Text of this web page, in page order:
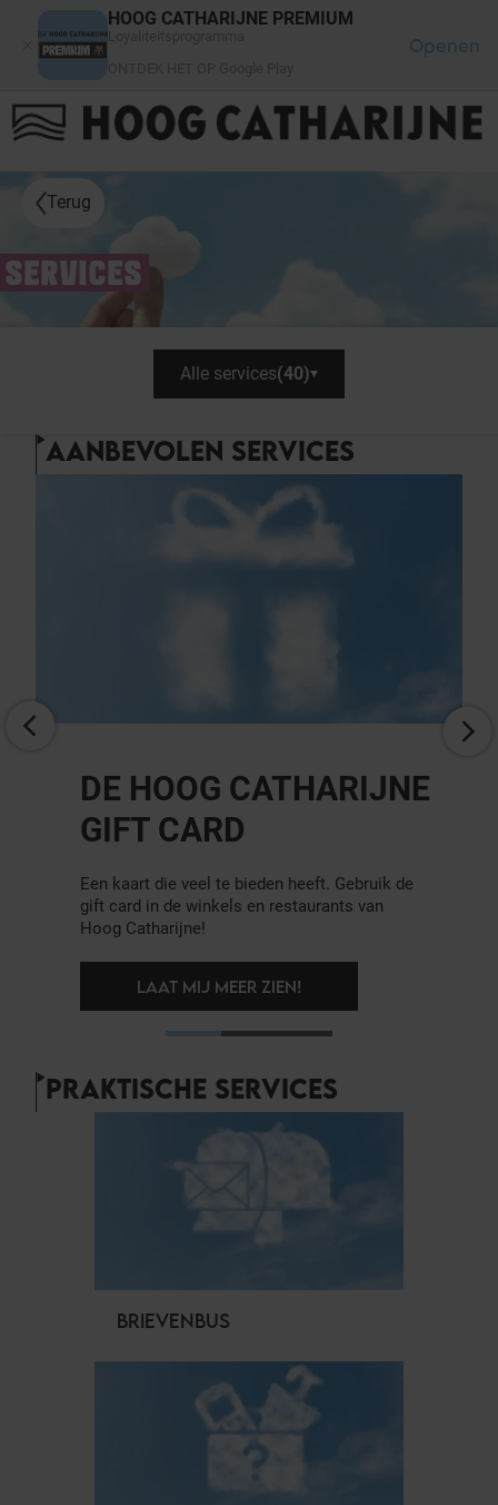
HOOG CATHARIJNE PREMIUM
Openen
FAQ
HET WINKELCENTRUM
LOG IN
Terug
SERVICES
Alle services(40)
AANBEVOLEN SERVICES
PARKEREN
Comfortabel en veilig parkeren, dat doe je bij
€15,- per dag. Alle garages liggen ook op
loopafstand van de prachtige Utrechtse
binnenstad. Vooraf voordelig reserveren kan
LAAT MIJ MEER ZIEN!
PRAKTISCHE SERVICES
BRIEVENBUS
Cookies beheer paneel